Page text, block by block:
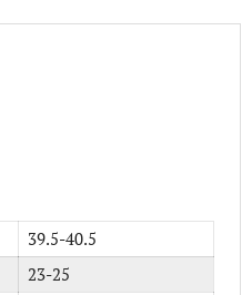
39.5-40.5
23-25